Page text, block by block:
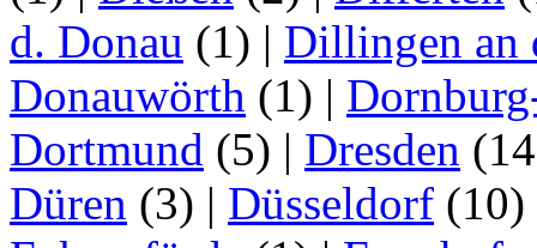
d. Donau (1) | Dillingen an
Donauwörth (1) |
Dortmund (5) | Dresden
Düren (3) | Düsseldorf (10)